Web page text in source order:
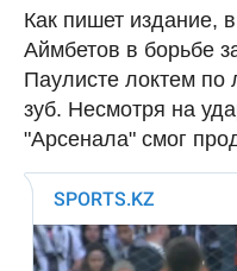
Как пишет издание,
Аймбетов в борьбе
Паулисте локтем по
зуб. Несмотря на
"Арсенала" смог